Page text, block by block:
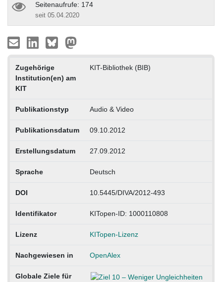
Seitenaufrufe: 174
seit 05.04.2020
Zugehörige
Institution(en) am
KIT
KIT-Bibliothek (BIB)
Publikationstyp Audio & Video
Publikationsdatum 09.10.2012
Erstellungsdatum 27.09.2012
Sprache Deutsch
DOI 10.5445/DIVA/2012-493
Identifikator KITopen-ID: 1000110808
Lizenz KITopen-Lizenz
Nachgewiesen in OpenAlex
Globale Ziele für